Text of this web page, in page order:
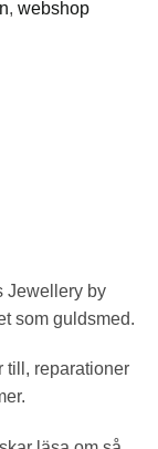
, webshop
Jewellery by
som guldsmed.
till, reparationer